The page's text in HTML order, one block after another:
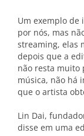
Um exemplo
por nós, mas
streaming, elas
depois que a
não resta muito
música, não há
que o artista
Lin Dai,
disse em uma